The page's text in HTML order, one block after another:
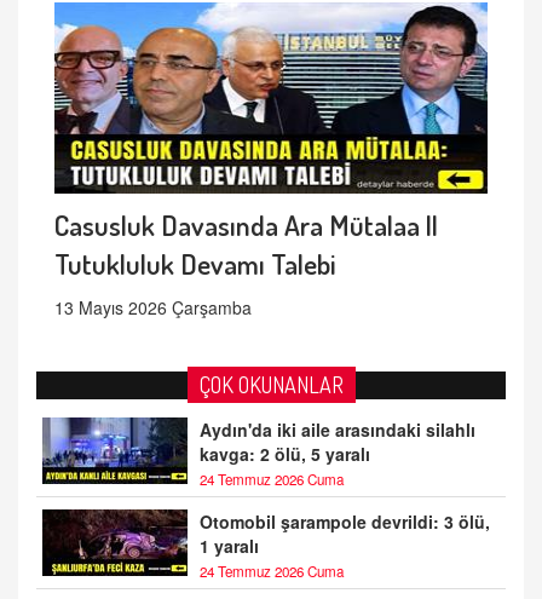
Casusluk Davasında Ara Mütalaa ||
Tutukluluk Devamı Talebi
13 Mayıs 2026 Çarşamba
ÇOK OKUNANLAR
Aydın'da iki aile arasındaki silahlı
kavga: 2 ölü, 5 yaralı
24 Temmuz 2026 Cuma
Otomobil şarampole devrildi: 3 ölü,
1 yaralı
24 Temmuz 2026 Cuma